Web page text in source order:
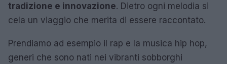
tradizione e innovazione. Dietro ogni melodia si
cela un viaggio che merita di essere raccontato.
Prendiamo ad esempio il rap e la musica hip hop,
generi che sono nati nei vibranti sobborghi